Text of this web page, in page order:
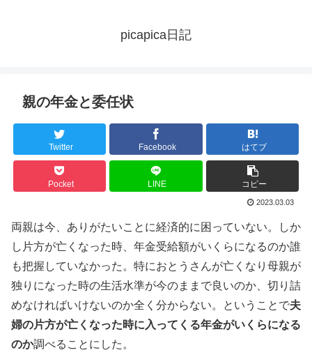
picapica日記
親の年金と委任状
Twitter Facebook はてブ
Pocket LINE コピー
2023.03.03
両親は今、ありがたいことに経済的に困っていない。しか
し片方が亡くなった時、年金受給額がいくらになるのか誰
も把握していなかった。特におとうさんが亡くなり母親が
独りになった時の生活水準が今のままで良いのか、切り詰
めなければいけないのか全く分からない。ということで夫
婦の片方が亡くなった時に入ってくる年金がいくらになる
のか調べることにした。